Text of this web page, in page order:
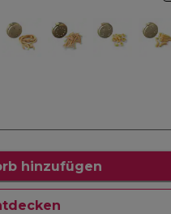
hinzufügen